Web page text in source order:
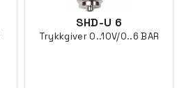
SHD-U 6
Trykkgiver 0..10V/0..6 BAR